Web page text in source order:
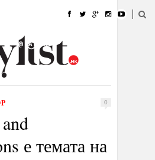
УБАВИНА
@РАБОТА
0
е темата на